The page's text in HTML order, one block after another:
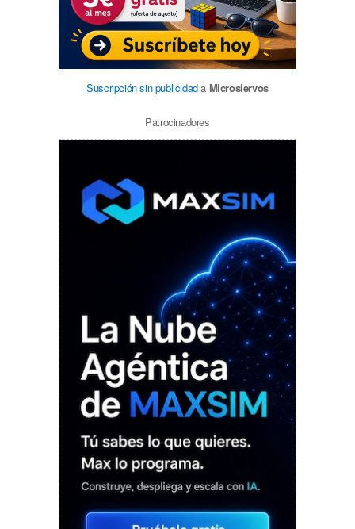
Suscripción sin publicidada Microsiervos
Patrocinadores